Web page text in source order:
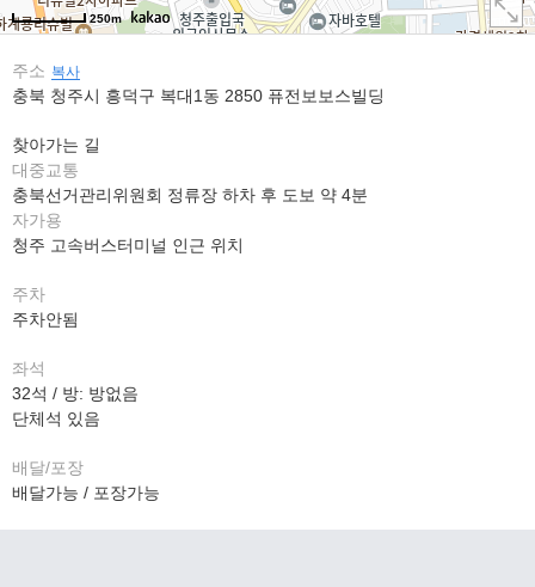
250m
주소 복사
충북 청주시 흥덕구 복대1동 2850 퓨전보보스빌딩
찾아가는 길
대중교통
충북선거관리위원회 정류장 하차 후 도보 약 4분
자가용
청주 고속버스터미널 인근 위치
주차
주차안됨
좌석
32석 / 방: 방없음
단체석 있음
배달/포장
배달가능 / 포장가능